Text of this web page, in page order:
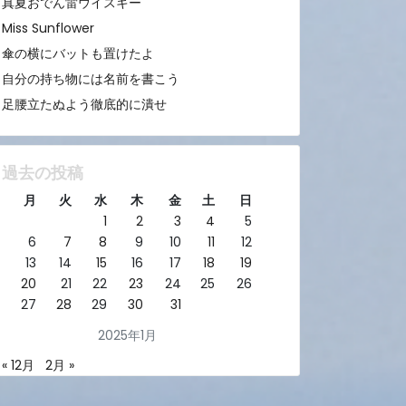
Miss Sunflower
傘の横にバットも置けたよ
自分の持ち物には名前を書こう
足腰立たぬよう徹底的に潰せ
過去の投稿
2025年1月
月 火 水 木 金 土
日
1
2 3 4
5
6
7 8 9 10 11
12
13
14 15 16 17 18
19
20
21 22 23 24 25
26
27
28 29 30 31
« 12月 2月 »